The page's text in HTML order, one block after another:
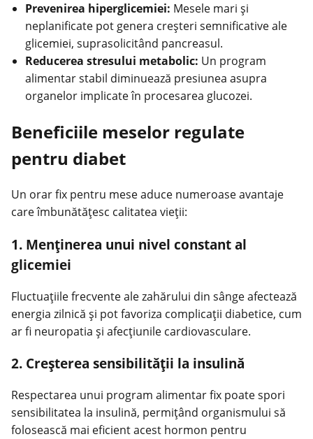
Prevenirea hiperglicemiei: Mesele mari și
neplanificate pot genera creșteri semnificative ale
glicemiei, suprasolicitând pancreasul.
Reducerea stresului metabolic: Un program
alimentar stabil diminuează presiunea asupra
organelor implicate în procesarea glucozei.
Beneficiile meselor regulate
pentru diabet
Un orar fix pentru mese aduce numeroase avantaje
care îmbunătățesc calitatea vieții:
1. Menținerea unui nivel constant al
glicemiei
Fluctuațiile frecvente ale zahărului din sânge afectează
energia zilnică și pot favoriza complicații diabetice, cum
ar fi neuropatia și afecțiunile cardiovasculare.
2. Creșterea sensibilității la insulină
Respectarea unui program alimentar fix poate spori
sensibilitatea la insulină, permițând organismului să
folosească mai eficient acest hormon pentru